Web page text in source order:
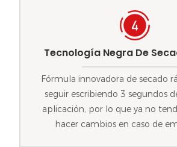
Tecnología Negra De
Fórmula innovadora de secado
seguir escribiendo 3 segundos
aplicación, por lo que ya no
hacer cambios en caso de